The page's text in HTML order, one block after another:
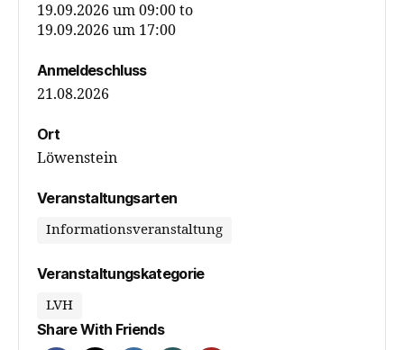
19.09.2026 um 09:00 to
19.09.2026 um 17:00
Anmeldeschluss
21.08.2026
Ort
Löwenstein
Veranstaltungsarten
Informationsveranstaltung
Veranstaltungskategorie
LVH
Share With Friends